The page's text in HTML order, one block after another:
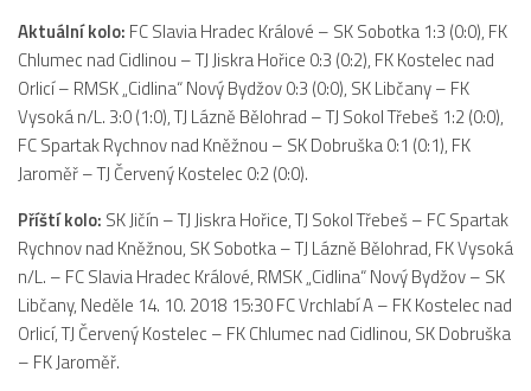
Historie
Zápasy 2025/26
Zápasy 2024/25
2023/24
2021/22
2020/21
2019/20
2018/19
Aktuální kolo: FC Slavia Hradec Králové – SK Sobotka 1:3 (0:0), FK
Chlumec nad Cidlinou – TJ Jiskra Hořice 0:3 (0:2), FK Kostelec nad
Orlicí – RMSK „Cidlina“ Nový Bydžov 0:3 (0:0), SK Libčany – FK
Vysoká n/L. 3:0 (1:0), TJ Lázně Bělohrad – TJ Sokol Třebeš 1:2 (0:0),
FC Spartak Rychnov nad Kněžnou – SK Dobruška 0:1 (0:1), FK
Jaroměř – TJ Červený Kostelec 0:2 (0:0).
Příští kolo: SK Jičín – TJ Jiskra Hořice, TJ Sokol Třebeš – FC Spartak
Rychnov nad Kněžnou, SK Sobotka – TJ Lázně Bělohrad, FK Vysoká
n/L. – FC Slavia Hradec Králové, RMSK „Cidlina“ Nový Bydžov – SK
Libčany, Neděle 14. 10. 2018 15:30 FC Vrchlabí A – FK Kostelec nad
Orlicí, TJ Červený Kostelec – FK Chlumec nad Cidlinou, SK Dobruška
– FK Jaroměř.